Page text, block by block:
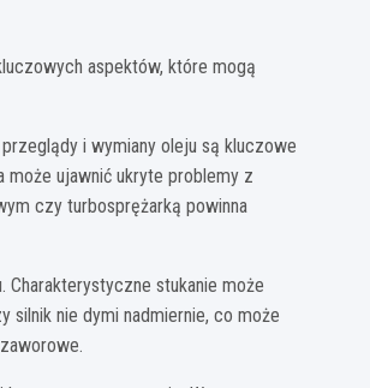
aspektów, które mogą
przeglądy i wymiany oleju są kluczowe
może ujawnić ukryte problemy z
czy turbosprężarką powinna
stukanie może
silnik nie dymi nadmiernie, co może